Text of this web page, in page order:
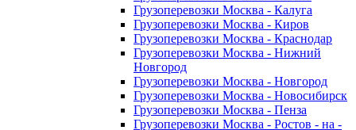
Грузоперевозки Москва - Калуга
Грузоперевозки Москва - Киров
Грузоперевозки Москва - Краснодар
Грузоперевозки Москва - Нижний
Новгород
Грузоперевозки Москва - Новгород
Грузоперевозки Москва - Новосибирск
Грузоперевозки Москва - Пенза
Грузоперевозки Москва - Ростов - на -